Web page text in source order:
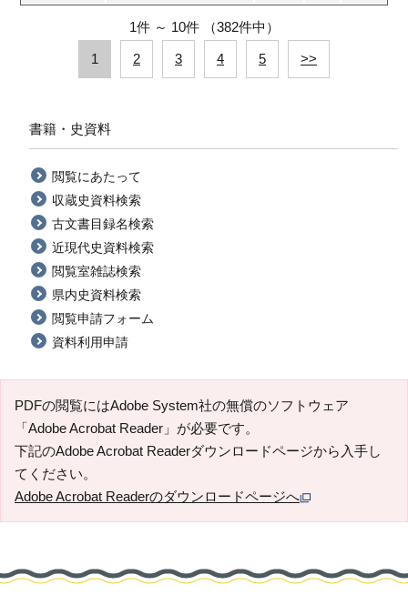
1件 ～ 10件 （382件中）
1 2 3 4 5 >>
書籍・史資料
閲覧にあたって
収蔵史資料検索
古文書目録名検索
近現代史資料検索
閲覧室雑誌検索
県内史資料検索
閲覧申請フォーム
資料利用申請
PDFの閲覧にはAdobe System社の無償のソフトウェア
「Adobe Acrobat Reader」が必要です。
下記のAdobe Acrobat Readerダウンロードページから入手し
てください。
Adobe Acrobat Readerのダウンロードページへ